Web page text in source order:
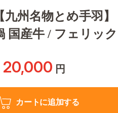
九州名物とめ手羽
国産牛 / フェリッ
20,000 円
カートに追加する